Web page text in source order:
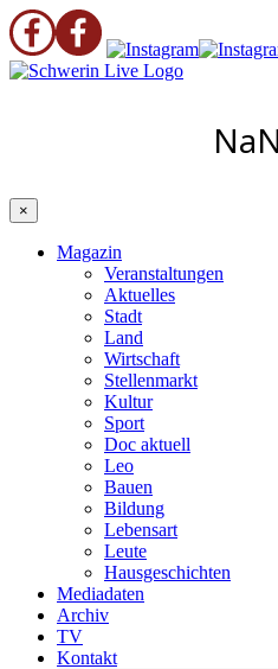
×
Magazin
Veranstaltungen
Aktuelles
Stadt
Land
Wirtschaft
Stellenmarkt
Kultur
Sport
Doc aktuell
Leo
Bauen
Bildung
Lebensart
Leute
Hausgeschichten
Mediadaten
Archiv
TV
Kontakt